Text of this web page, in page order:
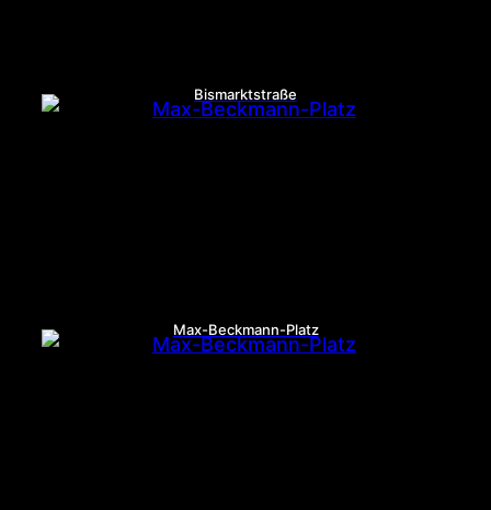
Bismarktstraße
Max-Beckmann-Platz